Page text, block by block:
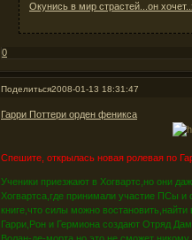
Окунись в мир страстей...он
0
Поделиться2008-01-13 18:31:47
Гарри Поттери орден феникса
Спешите, открылась новая ролевая по
Ученики приезжают в Хогвартс,но они
Хогвартса,где принимали участие ПСы
книге,что силы можно
Гарри,Рон и Гермиона создают Отряд